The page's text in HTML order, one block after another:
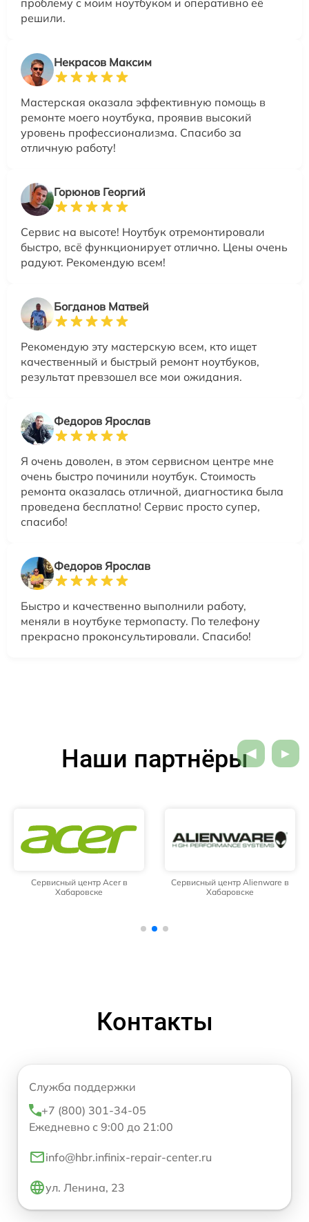
решили.
Некрасов Максим
Мастерская оказала эффективную помощь в
ремонте моего ноутбука, проявив высокий
уровень профессионализма. Спасибо за
отличную работу!
Горюнов Георгий
Сервис на высоте! Ноутбук отремонтировали
быстро, всё функционирует отлично. Цены очень
радуют. Рекомендую всем!
Богданов Матвей
Рекомендую эту мастерскую всем, кто ищет
качественный и быстрый ремонт ноутбуков,
результат превзошел все мои ожидания.
Федоров Ярослав
Я очень доволен, в этом сервисном центре мне
очень быстро починили ноутбук. Стоимость
ремонта оказалась отличной, диагностика была
проведена бесплатно! Сервис просто супер,
спасибо!
Федоров Ярослав
Быстро и качественно выполнили работу,
меняли в ноутбуке термопасту. По телефону
прекрасно проконсультировали. Спасибо!
Наши партнёры
Сервисный центр Acer в
Хабаровске
Сервисный центр Alienware в
Хабаровске
Контакты
Служба поддержки
+7 (800) 301-34-05
Ежедневно с 9:00 до 21:00
info@hbr.infinix-repair-center.ru
ул. Ленина, 23